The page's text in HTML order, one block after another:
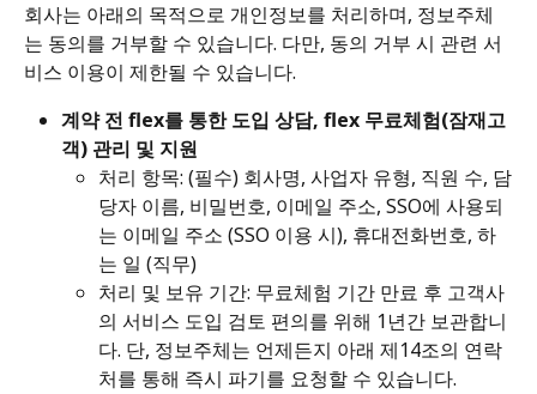
회사는 아래의 목적으로 개인정보를 처리하며, 정보주체
는 동의를 거부할 수 있습니다. 다만, 동의 거부 시 관련 서
비스 이용이 제한될 수 있습니다.
계약 전 flex를 통한 도입 상담, flex 무료체험(잠재고
객) 관리 및 지원
처리 항목: (필수) 회사명, 사업자 유형, 직원 수, 담
당자 이름, 비밀번호, 이메일 주소, SSO에 사용되
는 이메일 주소 (SSO 이용 시), 휴대전화번호, 하
는 일 (직무)
처리 및 보유 기간: 무료체험 기간 만료 후 고객사
의 서비스 도입 검토 편의를 위해 1년간 보관합니
다. 단, 정보주체는 언제든지 아래 제14조의 연락
처를 통해 즉시 파기를 요청할 수 있습니다.